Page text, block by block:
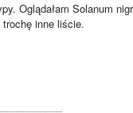
Oglądałam Solanum
inne liście.